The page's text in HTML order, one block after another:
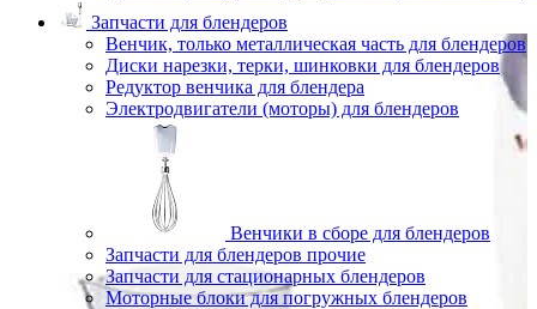
Запчасти для блендеров
Венчик, только металлическая часть для блендеров
Диски нарезки, терки, шинковки для блендеров
Редуктор венчика для блендера
Электродвигатели (моторы) для блендеров
Венчики в сборе для блендеров
Запчасти для блендеров прочие
Запчасти для стационарных блендеров
Моторные блоки для погружных блендеров